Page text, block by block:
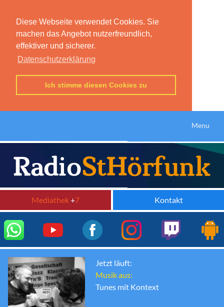
Diese Webseite verwendet Cookies. Sie
machen das Angebot nutzerfreundlich,
effektiver und sicherer.
Datenschutzerklärung
Ich stimme diesen Cookies zu
Menu
Mediathek+7 Kontakt
Jetzt läuft:
Musik aus:
Tunes mit Kontext